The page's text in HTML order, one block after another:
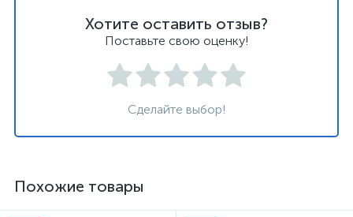
Хотите оставить отзыв?
Поставьте свою оценку!
Сделайте выбор!
Похожие товары